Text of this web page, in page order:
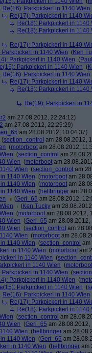
Re(16): Parkpickerl in 1140 Wien
Re(17): Parkpickerl in 1140
Re(18): Parkpickerl in 1140
Re(18): Parkpickerl in 1140
Re(17): Parkpickerl in 1140
Parkpickerl in 1140 Wien (Ken
Parkpickerl in 1140 Wien (
Parkpickerl in 1140 Wien (
Re(16): Parkpickerl in 1140 Wien
Re(17): Parkpickerl in 1140
Re(18): Parkpickerl in 1140
Re(19): Parkpickerl in
am 27.08.2012, 22:24:12)
am 27.08.2012, 22:25:29)
am 28.08.2012, 10:04:37)
(section_control am 28.08.2012,
(motorboot am 28.08.2012,
(section_control am
Wien (motorboot am
Wien (section_control am
1140 Wien (motorboot am
1140 Wien (motorboot am
1140 Wien (hellbringer am
(Geri_65 am 28.08.2012,
(Ken Tucky am
(motorboot am 28.08.2012,
Wien (Geri_65 am 28.08.2012,
Wien (section_control am
Wien (motorboot am
1140 Wien (section_control am
in 1140 Wien (motorboot am
in 1140 Wien (
in 1140 Wien (motorboot
Parkpickerl in 1140 Wien (
Parkpickerl in 1140 Wien (
Parkpickerl in 1140 Wien (
Re(16): Parkpickerl in 1140 Wien
Re(17): Parkpickerl in 1140
Re(18): Parkpickerl in 1140
(section_control am
Wien (Geri_65 am 28.08.2012,
Wien (hellbringer am
1140 Wien (Geri_65 am
in 1140 Wien (hellbringer am